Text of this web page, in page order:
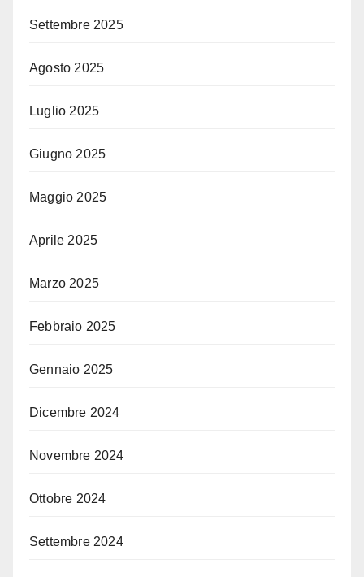
Settembre 2025
Agosto 2025
Luglio 2025
Giugno 2025
Maggio 2025
Aprile 2025
Marzo 2025
Febbraio 2025
Gennaio 2025
Dicembre 2024
Novembre 2024
Ottobre 2024
Settembre 2024